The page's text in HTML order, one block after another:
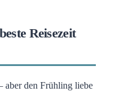
Reisezeit
aber den Frühling liebe